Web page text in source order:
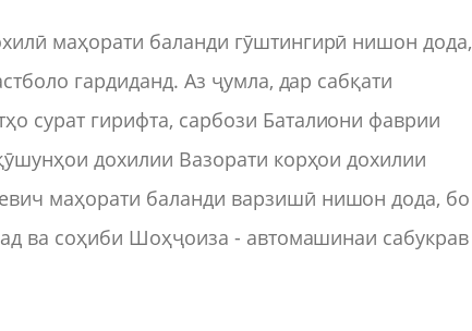
маҳорати баланди гӯштингирӣ нишон дода,
гардиданд. Аз ҷумла, дар сабқати
сурат гирифта, сарбози Баталиони фаврии
дохилии Вазорати корҳои дохилии
маҳорати баланди варзишӣ нишон дода, бо
ва соҳиби Шоҳҷоиза - автомашинаи сабукрав